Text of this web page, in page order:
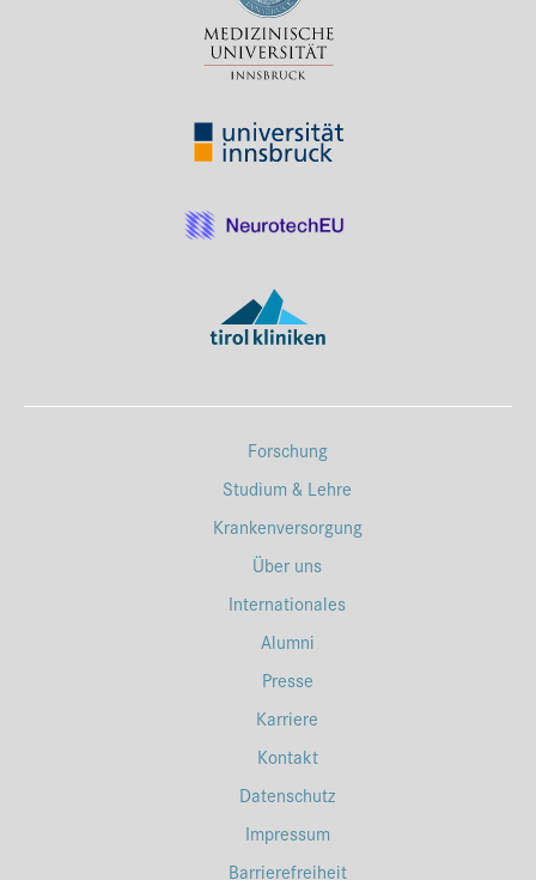
Forschung
Studium & Lehre
Krankenversorgung
Über uns
Internationales
Alumni
Presse
Karriere
Kontakt
Datenschutz
Impressum
Barrierefreiheit